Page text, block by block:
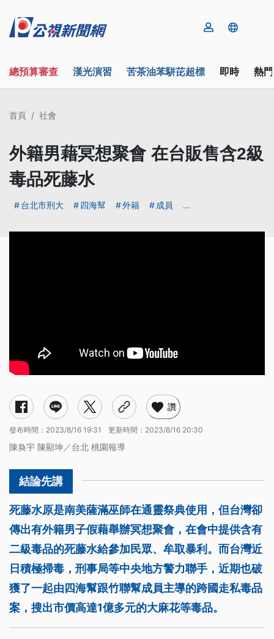
總預算審查 漢光演習 苦茶油苯駢芘超標 即時 熱
首頁 社會
外籍男藉冥想聚會 在台販售含2級
毒品死藤水
台北市刑大 四海幫 外籍 成員 ...
讚
發布時間： 2023/8/16 19:31 更新時間： 2023/8/16 20:30
陳奐宇 陳顯坤／台北 桃園報導
死藤水原是南美薩滿巫師在通靈祭典使用，但台灣卻
傳出有外籍男子假藉舉辦冥想聚會，在會中提供含有
二級毒品的死藤水給參加民眾、牟取暴利。而台灣近
日積極掃毒，刑事局等中央地方警力聯手，近期也破
獲了一起由四海幫跟竹聯幫成員主導的跨國走私毒品
案，搜出市價高達1億多元的大麻花等毒品。